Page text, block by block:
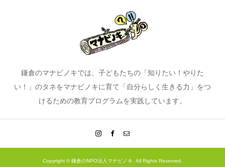
鎌倉のマナビノキでは、子どもたちの「知りたい！やりた
い！」のタネをマナビノキに育て「自分らしく生きる力」をつ
けるための教育プログラムを実践しています。
Copyright ©鎌倉のNPO法人マナビノキ. All Rights Reserved.